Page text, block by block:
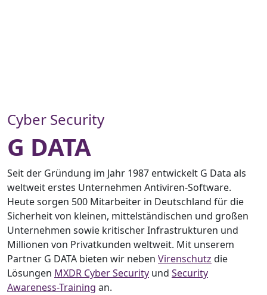
Cyber Security
G DATA
Seit der Gründung im Jahr 1987 entwickelt G Data als
weltweit erstes Unternehmen Antiviren-Software.
Heute sorgen 500 Mitarbeiter in Deutschland für die
Sicherheit von kleinen, mittelständischen und großen
Unternehmen sowie kritischer Infrastrukturen und
Millionen von Privatkunden weltweit. Mit unserem
Partner G DATA bieten wir neben Virenschutz die
Lösungen MXDR Cyber Security und Security
Awareness-Training an.